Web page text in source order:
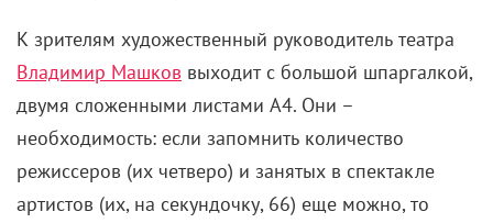
К зрителям художественный руководитель театра
Владимир Машков выходит с большой шпаргалкой,
двумя сложенными листами А4. Они –
необходимость: если запомнить количество
режиссеров (их четверо) и занятых в спектакле
артистов (их, на секундочку, 66) еще можно, то